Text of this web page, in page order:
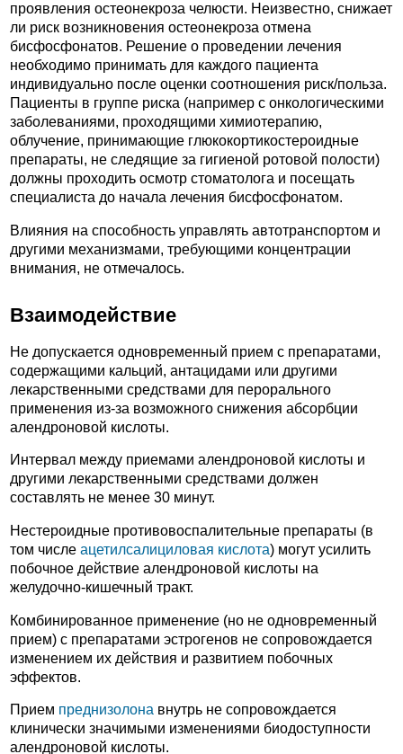
проявления остеонекроза челюсти. Неизвестно, снижает
ли риск возникновения остеонекроза отмена
бисфосфонатов. Решение о проведении лечения
необходимо принимать для каждого пациента
индивидуально после оценки соотношения риск/польза.
Пациенты в группе риска (например с онкологическими
заболеваниями, проходящими химиотерапию,
облучение, принимающие глюкокортикостероидные
препараты, не следящие за гигиеной ротовой полости)
должны проходить осмотр стоматолога и посещать
специалиста до начала лечения бисфосфонатом.
Влияния на способность управлять автотранспортом и
другими механизмами, требующими концентрации
внимания, не отмечалось.
Взаимодействие
Не допускается одновременный прием с препаратами,
содержащими кальций, антацидами или другими
лекарственными средствами для перорального
применения из-за возможного снижения абсорбции
алендроновой кислоты.
Интервал между приемами алендроновой кислоты и
другими лекарственными средствами должен
составлять не менее 30 минут.
Нестероидные противовоспалительные препараты (в
том числе ацетилсалициловая кислота) могут усилить
побочное действие алендроновой кислоты на
желудочно-кишечный тракт.
Комбинированное применение (но не одновременный
прием) с препаратами эстрогенов не сопровождается
изменением их действия и развитием побочных
эффектов.
Прием преднизолона внутрь не сопровождается
клинически значимыми изменениями биодоступности
алендроновой кислоты.